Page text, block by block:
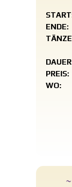
ENDE:
PREIS:
WO: